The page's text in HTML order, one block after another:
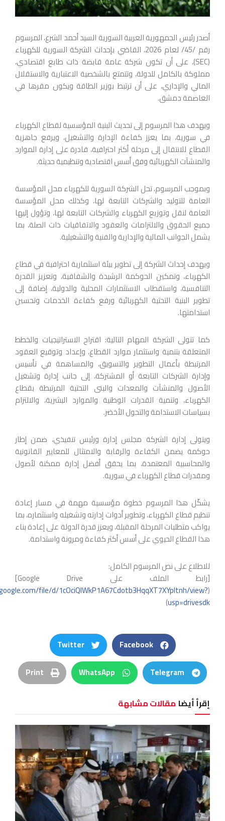
أصدر رئيس الجمهورية العربية السورية السيد أحمد الشرع، المرسوم
رقم /45/ لعام 2026، القاضي بإحداث الشركة السورية للكهرباء
(SEC)، على أن تكون شركة عامة قابضة ذات طابع اقتصادي،
مملوكة بالكامل للدولة، وتتمتع بالشخصية الاعتبارية والاستقلال
المالي والإداري، على أن ترتبط بوزير الطاقة ويكون مقرها في
العاصمة دمشق.
ويهدف هذا المرسوم إلى تحديث البنية المؤسسية لقطاع الكهرباء
في سورية، بما يعزز كفاءة الإدارة والتشغيل، ويرفع جاهزية
القطاع للانتقال إلى مرحلة أكثر احترافية، قادرة على إدارة الموارد
والمنشآت الكهربائية وفق أسس اقتصادية وتنظيمية حديثة.
وبموجب المرسوم، تحل الشركة السورية للكهرباء محل المؤسسة
العامة للتوليد والشركات التابعة لها، وكذلك محل المؤسسة
العامة لنقل وتوزيع الكهرباء والشركات التابعة لها، وتؤول إليها
جميع الحقوق والالتزامات والعقود والاتفاقيات ذات الصلة، بما
يشمل الجوانب المالية والإدارية والفنية والتشغيلية.
ويهدف إحداث الشركة إلى تطوير بيئة استثمارية احترافية في قطاع
الكهرباء، وتمكين الحوكمة الرشيدة والشفافية، وتعزيز القدرة
التنافسية، واستقطاب الاستثمارات المحلية والدولية، إضافة إلى
تطوير البنية التحتية الكهربائية ورفع كفاءة الخدمات وتحسين
استدامتها.
كما تتولى الشركة المهام التالية: اقتراح الاستراتيجيات والخطط
المتعلقة بتنمية واستثمار موارد القطاع، وإعداد وتوقيع العقود
المرتبطة بأعمال التطوير والتسويق، والمساهمة في تأسيس
وإدارة الشركات التابعة أو المشتركة، إلى جانب إدارة وتشغيل
الأصول والمنشآت والمعدات والبنى التحتية المرتبطة بقطاع
الكهرباء، وتنمية القدرات الوطنية والموارد البشرية، والالتزام
بسياسات الاستدامة والتحول الأخضر.
ويتولى إدارة الشركة مجلس إدارة ورئيس تنفيذي، ضمن إطار
حوكمة يضمن الكفاءة والرقابة والامتثال للمعايير القانونية
والمحاسبية المعتمدة، بما يحقق أفضل إدارة ممكنة لأصول
ومقدرات قطاع الكهرباء في سورية.
يشكّل هذا المرسوم خطوة مؤسسية مهمة في مسار إعادة
تنظيم قطاع الكهرباء، وتطوير أدوات إدارته وتشغيله واستثماره، بما
يواكب متطلبات المرحلة المقبلة، ويعزز قدرة الدولة على إعادة بناء
هذا القطاع الحيوي على أسس أكثر كفاءة ومرونة واستدامة.
للاطلاع على نص المرسوم الكامل:
[رابط الملف على Google Drive]
(
file/d/1cOciQIWkP1A67Cdotb3HqqXT7XYpItnh/view?
usp=drivesdk
)
Facebook
Twitter
Telegram
WhatsApp
Print
إقرأ أيضا مقالات مشابهة